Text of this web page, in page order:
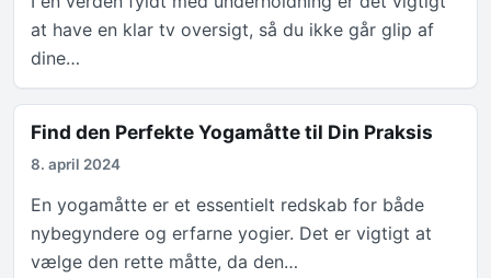
at have en klar tv oversigt, så du ikke går glip af
dine…
Find den Perfekte Yogamåtte til Din Praksis
8. april 2024
En yogamåtte er et essentielt redskab for både
nybegyndere og erfarne yogier. Det er vigtigt at
vælge den rette måtte, da den…